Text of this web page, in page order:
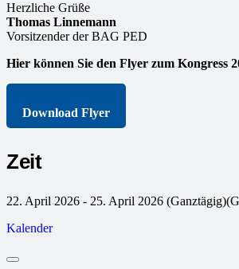
Herzliche Grüße
Thomas Linnemann
Vorsitzender der BAG PED
Hier können Sie den Flyer zum Kongress
Download Flyer
Zeit
22. April 2026 - 25. April 2026 (Ganztägig)
Kalender